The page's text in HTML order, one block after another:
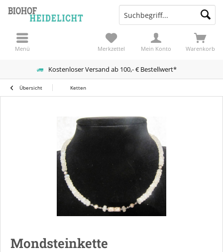
Kostenloser Versand ab 100,- € Bestellwert*
Warenkorb
Merkzettel Mein Konto
Menü
Übersicht Ketten
Mondsteinkette